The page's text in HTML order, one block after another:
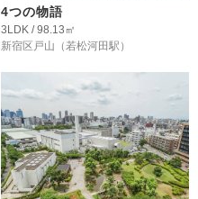
4つの物語
3LDK / 98.13㎡
新宿区戸山 （若松河田駅）